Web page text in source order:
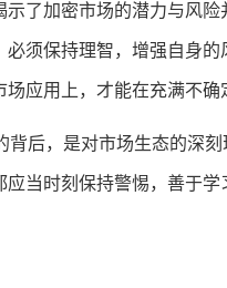
示了加密市场的潜力与风
必须保持理智，增强自身
应用上，才能在充满不确
背后，是对市场生态的深
当时刻保持警惕，善于学